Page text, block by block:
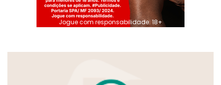
Jogue com responsabilidade. 18+